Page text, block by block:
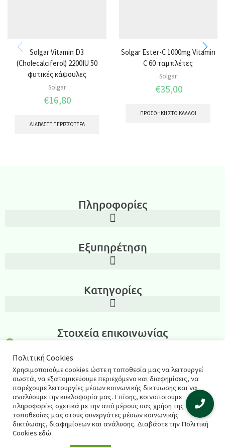
Solgar Vitamin D3
(Cholecalciferol) 2200IU 50
φυτικές κάψουλες
Solgar
€16,80
ΔΙΑΒΆΣΤΕ ΠΕΡΙΣΣΌΤΕΡΑ
Solgar Ester-C 1000mg Vitamin
C 60 ταμπλέτες
Solgar
€35,00
ΠΡΟΣΘΉΚΗ ΣΤΟ ΚΑΛΆΘΙ
Πληροφορίες
Εξυπηρέτηση
Κατηγορίες
Στοιχεία επικοινωνίας
2311270795
salespharmacyshop@gmail.com
© 2021 salespharmacy.gr – Σχεδιασμός & κατασκευή
Πολιτική Cookies
Χρησιμοποιούμε cookies ώστε η τοποθεσία μας να λειτουργεί
σωστά, να εξατομικεύουμε περιεχόμενο και διαφημίσεις, να
παρέχουμε λειτουργίες μέσων κοινωνικής δικτύωσης και να
αναλύουμε την κυκλοφορία μας. Επίσης, κοινοποιούμε
πληροφορίες σχετικά με την από μέρους σας χρήση της
τοποθεσίας μας στους συνεργάτες μέσων κοινωνικής
δικτύωσης, διαφημίσεων και ανάλυσης. Διαβάστε την Πολιτική
Cookies εδώ.